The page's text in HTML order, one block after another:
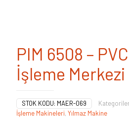
PIM 6508 –
İşleme Merkezi
STOK KODU: MAER-069
İşleme Makineleri, Yılmaz Makine